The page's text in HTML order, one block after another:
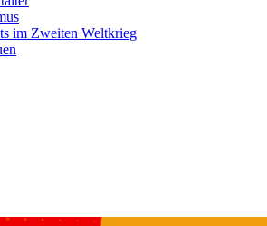
im Zweiten Weltkrieg